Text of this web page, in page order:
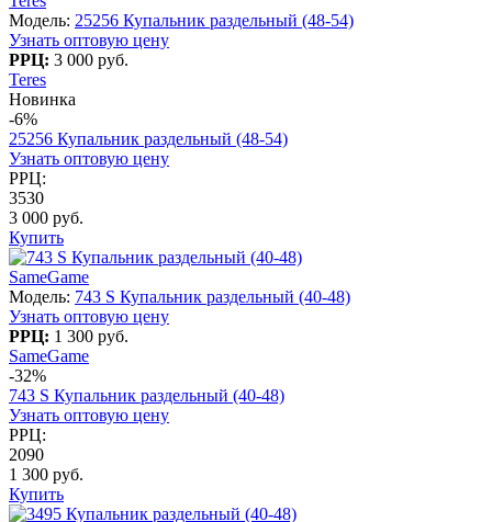
Модель: 25256 Купальник раздельный (48-54)
Узнать оптовую цену
РРЦ: 3 000 руб.
Teres
Новинка
-6%
25256 Купальник раздельный (48-54)
Узнать оптовую цену
РРЦ:
3530
3 000 руб.
Купить
SameGame
Модель: 743 S Купальник раздельный (40-48)
Узнать оптовую цену
РРЦ: 1 300 руб.
SameGame
-32%
743 S Купальник раздельный (40-48)
Узнать оптовую цену
РРЦ:
2090
1 300 руб.
Купить